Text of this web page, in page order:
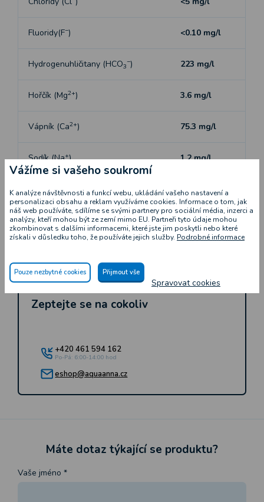
Fluoridy(F−) <0.10 mg/l
Hydrogenuhličitany (HCO3
−) 223 mg/l
Hořčík (Mg2+) 3.6 mg/l
Vápník (Ca2+) 75.3 mg/l
Sodík (Na+) 1.2 mg/l
Dusičnany (NO 3 ) 8.7 mg/l
Draslík (K+) 1.2 mg/l
Zeptejte se na cokoliv
+420 461 594 162
Po-Pá: 6:00-14:00 hod
eshop@aquaanna.cz
Máte dotaz týkající se produktu?
Vaše jméno *
Vážíme si vašeho soukromí
K analýze návštěvnosti a funkcí webu, ukládání vašeho nastavení a
personalizaci obsahu a reklam využíváme cookies. Informace o tom, jak
náš web používáte, sdílíme se svými partnery pro sociální média, inzerci a
analýzy, kteří mohou být ze zemí mimo EU. Partneři tyto údaje mohou
zkombinovat s dalšími informacemi, které jste jim poskytli nebo které
získali v důsledku toho, že používáte jejich služby. Podrobné informace
Pouze nezbytné cookies Přijmout vše
Spravovat cookies